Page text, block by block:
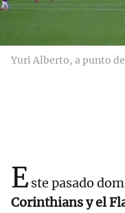
Yuri Alberto, a punto
Este pasado
Corinthians y el